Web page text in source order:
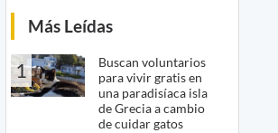
Más Leídas
1
Buscan voluntarios
para vivir gratis en
una paradisíaca isla
de Grecia a cambio
de cuidar gatos